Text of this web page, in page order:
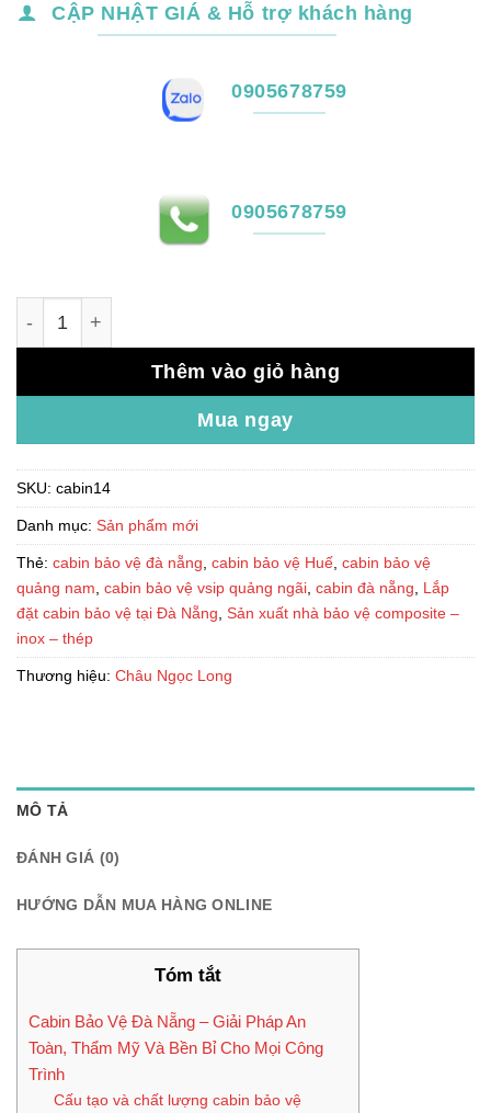
CẬP NHẬT GIÁ & Hỗ trợ khách hàng
0905678759
0905678759
Thêm vào giỏ hàng
Mua ngay
SKU: cabin14
Danh mục: Sản phẩm mới
Thẻ: cabin bảo vệ đà nẵng, cabin bảo vệ Huế, cabin bảo vệ
quảng nam, cabin bảo vệ vsip quảng ngãi, cabin đà nẵng, Lắp
đặt cabin bảo vệ tại Đà Nẵng, Sản xuất nhà bảo vệ composite –
inox – thép
Thương hiệu: Châu Ngọc Long
MÔ TẢ
ĐÁNH GIÁ (0)
HƯỚNG DẪN MUA HÀNG ONLINE
Tóm tắt
Cabin Bảo Vệ Đà Nẵng – Giải Pháp An
Toàn, Thẩm Mỹ Và Bền Bỉ Cho Mọi Công
Trình
Cấu tạo và chất lượng cabin bảo vệ